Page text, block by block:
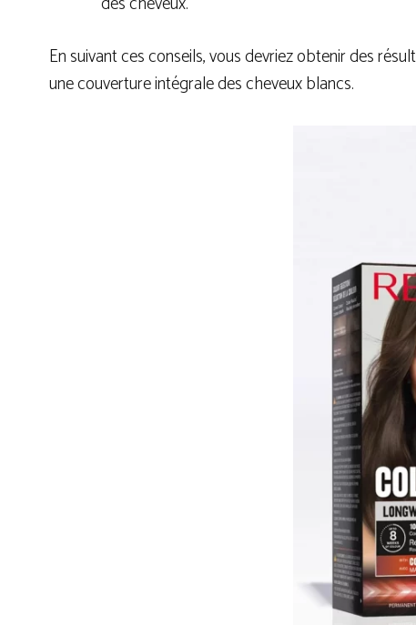
En suivant ces conseils, vous devriez obtenir des
une couverture intégrale des cheveux blancs.